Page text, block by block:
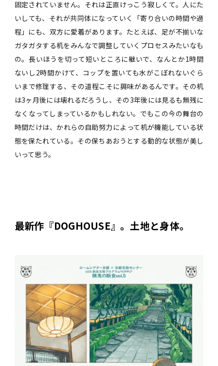
固定されていません。それは正直けっこう寂しくて。人にた
いしても、それが共同体になっていく「寄り合いの時間や過
程」にも、双方に愛着があります。たとえば、足が不揃いな
ガタガタする机をみんなで調整していくプロセスみたいなも
の。長いほうを切って短いところに継いで、なんとか1時間
ないし2時間かけて、コップを置いても水がこぼれないぐら
いまで修理する、その道程こそに興味があるんです。その机
は3ヶ月後には壊れるだろうし、その3年後には見るも無残に
なくなってしまっているかもしれない。でもこの今の舞台の
時間だけは、かれらの自助努力によって机が機能している状
態を保たれている。その保ちあおうとする動的な状態が美し
いって思う。
最新作『DOGHOUSE』。土地と身体。